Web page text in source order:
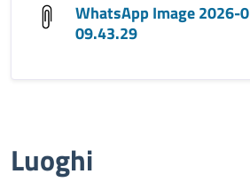
WhatsApp Image 2026-
09.43.29
Luoghi